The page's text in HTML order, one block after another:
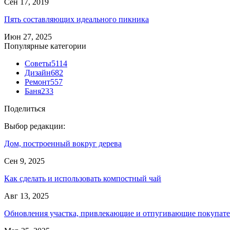
Сен 17, 2019
Пять составляющих идеального пикника
Июн 27, 2025
Популярные категории
Советы5114
Дизайн682
Ремонт557
Баня233
Поделиться
Выбор редакции:
Дом, построенный вокруг дерева
Сен 9, 2025
Как сделать и использовать компостный чай
Авг 13, 2025
Обновления участка, привлекающие и отпугивающие